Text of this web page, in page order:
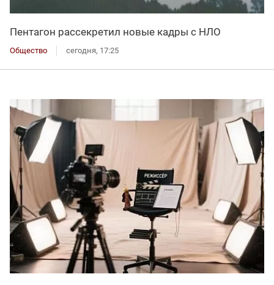
Пентагон рассекретил новые кадры с НЛО
Общество сегодня, 17:25